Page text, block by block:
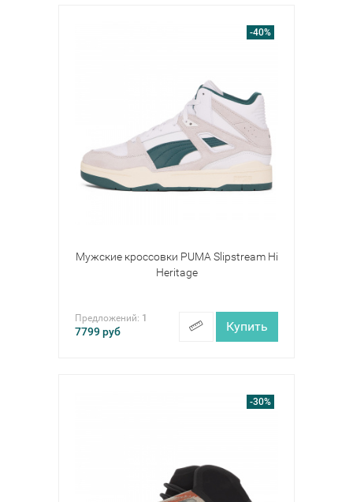
-40%
Мужские кроссовки PUMA Slipstream Hi
Heritage
Предложений: 1
7799руб Купить
-30%